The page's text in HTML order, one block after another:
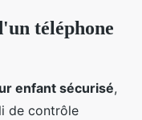
téléphone
enfant sécurisé,
de contrôle